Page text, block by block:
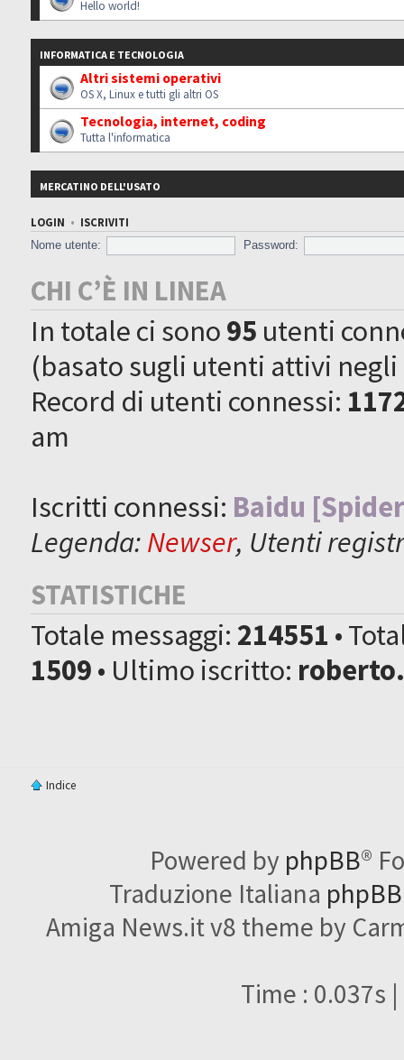
Hello world!
INFORMATICA E TECNOLOGIA
Altri sistemi operativi
OS X, Linux e tutti gli altri OS
Tecnologia, internet, coding
Tutta l'informatica
MERCATINO DELL'USATO
LOGIN • ISCRIVITI
Nome utente:
Password:
CHI C’È IN LINEA
In totale ci sono95 utenti
(basato sugli utenti attivi
Record di utenti connessi:
am
Iscritti connessi: Baidu
Legenda:Newser, Utenti
STATISTICHE
Totale messaggi: 214551 •
1509• Ultimo iscritto:
Indice
Powered by phpBB®
Traduzione Italiana
Amiga News.it v8 theme by
Time : 0.037s